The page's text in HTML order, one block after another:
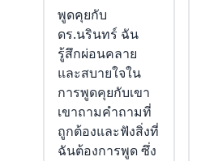
พูดคุยกับ
ดร.นรินทร์ ฉัน
รู้สึกผ่อนคลาย
และสบายใจใน
การพูดคุยกับเขา
เขาถามคำถามที่
ถูกต้องและฟังสิ่งที่
ฉันต้องการพูด ซึ่ง